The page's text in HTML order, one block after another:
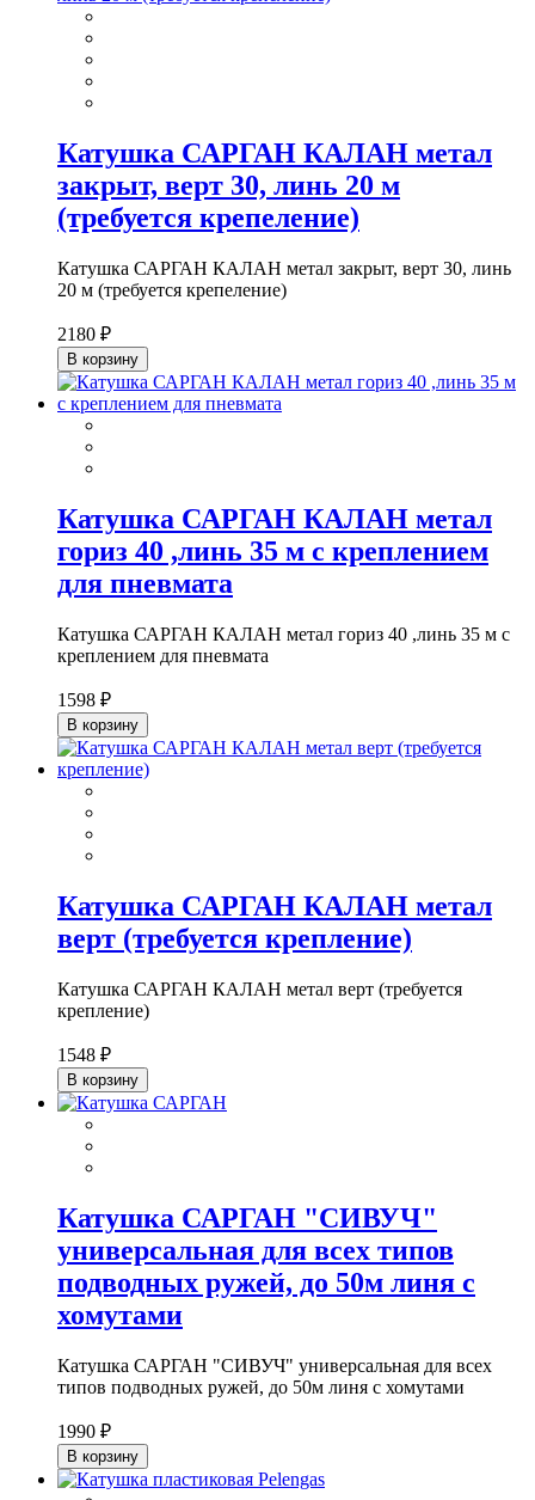
Катушка САРГАН КАЛАН метал
закрыт, верт 30, линь 20 м
(требуется крепеление)
Катушка САРГАН КАЛАН метал закрыт, верт 30, линь
20 м (требуется крепеление)
2180 ₽
В корзину
Катушка САРГАН КАЛАН метал
гориз 40 ,линь 35 м с креплением
для пневмата
Катушка САРГАН КАЛАН метал гориз 40 ,линь 35 м с
креплением для пневмата
1598 ₽
В корзину
Катушка САРГАН КАЛАН метал
верт (требуется крепление)
Катушка САРГАН КАЛАН метал верт (требуется
крепление)
1548 ₽
В корзину
Катушка САРГАН "СИВУЧ"
универсальная для всех типов
подводных ружей, до 50м линя с
хомутами
Катушка САРГАН "СИВУЧ" универсальная для всех
типов подводных ружей, до 50м линя с хомутами
1990 ₽
В корзину